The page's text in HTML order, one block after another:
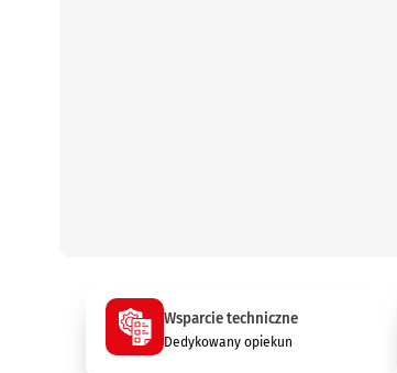
Wsparcie techniczne
Dedykowany opiekun